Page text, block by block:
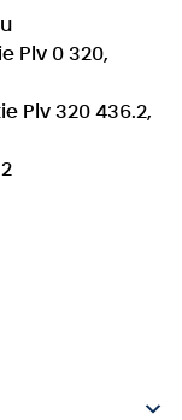
Plv 0 320,
Plv 320 436.2,